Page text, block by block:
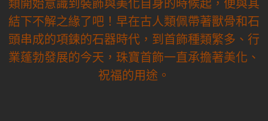
類開始意識到裝飾與美化自身的時候起，便與其
結下不解之緣了吧！早在古人類佩帶著獸骨和石
頭串成的項鍊的石器時代，到首飾種類繁多、行
業蓬勃發展的今天，珠寶首飾一直承擔著美化、
祝福的用途。